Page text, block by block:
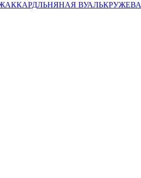
ЛЬНЯНАЯ ВУАЛЬКРУЖЕВА